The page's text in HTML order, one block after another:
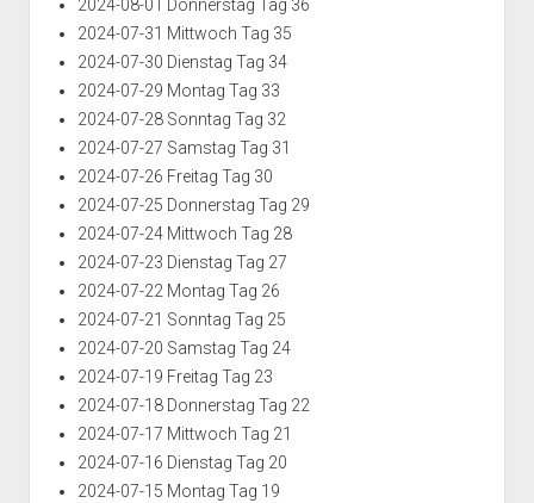
2024-08-01 Donnerstag Tag 36
2024-07-31 Mittwoch Tag 35
2024-07-30 Dienstag Tag 34
2024-07-29 Montag Tag 33
2024-07-28 Sonntag Tag 32
2024-07-27 Samstag Tag 31
2024-07-26 Freitag Tag 30
2024-07-25 Donnerstag Tag 29
2024-07-24 Mittwoch Tag 28
2024-07-23 Dienstag Tag 27
2024-07-22 Montag Tag 26
2024-07-21 Sonntag Tag 25
2024-07-20 Samstag Tag 24
2024-07-19 Freitag Tag 23
2024-07-18 Donnerstag Tag 22
2024-07-17 Mittwoch Tag 21
2024-07-16 Dienstag Tag 20
2024-07-15 Montag Tag 19